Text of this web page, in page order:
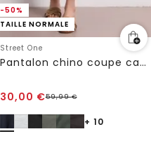
-50%
TAILLE NORMALE
Street One
Pantalon chino coupe casual en matière douce
30,00 €59,99€
+ 10